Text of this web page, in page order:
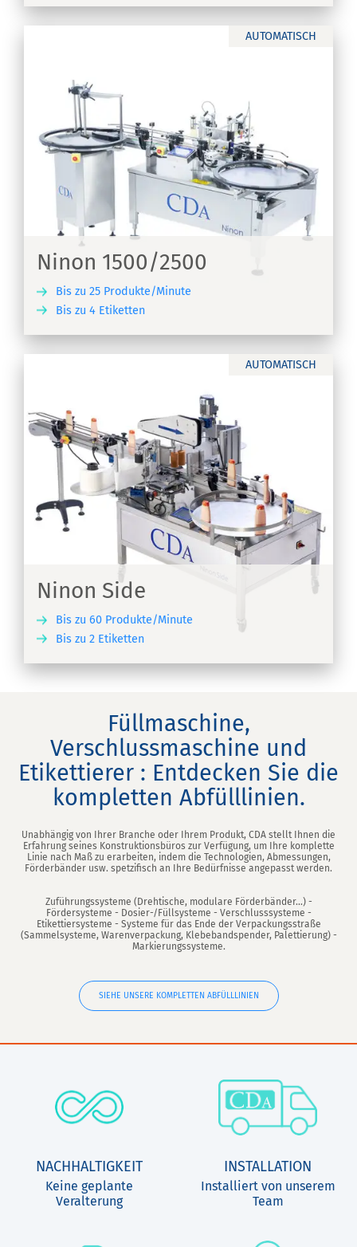
AUTOMATISCH
Ninon 1500/2500
Bis zu 25 Produkte/Minute
Bis zu 4 Etiketten
AUTOMATISCH
Ninon Side
Bis zu 60 Produkte/Minute
Bis zu 2 Etiketten
Füllmaschine,
Verschlussmaschine und
Etikettierer : Entdecken Sie die
kompletten Abfülllinien.
Unabhängig von Ihrer Branche oder Ihrem Produkt, CDA stellt Ihnen die
Erfahrung seines Konstruktionsbüros zur Verfügung, um Ihre komplette
Linie nach Maß zu erarbeiten, indem die Technologien, Abmessungen,
Förderbänder usw. spetzifisch an Ihre Bedürfnisse angepasst werden.
Zuführungssysteme (Drehtische, modulare Förderbänder...) -
Fördersysteme - Dosier-/Füllsysteme - Verschlusssysteme -
Etikettiersysteme - Systeme für das Ende der Verpackungsstraße
(Sammelsysteme, Warenverpackung, Klebebandspender, Palettierung) -
Markierungssysteme.
SIEHE UNSERE KOMPLETTEN ABFÜLLLINIEN
NACHHALTIGKEIT
Keine geplante
Veralterung
INSTALLATION
Installiert von unserem
Team